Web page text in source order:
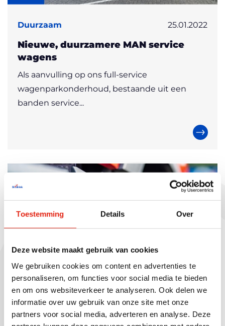
Toestemming Details Over
Deze website maakt gebruik van cookies
We gebruiken cookies om content en advertenties te
personaliseren, om functies voor social media te bieden
en om ons websiteverkeer te analyseren. Ook delen we
informatie over uw gebruik van onze site met onze
partners voor social media, adverteren en analyse. Deze
Duurzaam 25.01.2022
Nieuwe, duurzamere MAN service
wagens
Als aanvulling op ons full-service
wagenparkonderhoud, bestaande uit een
banden service...
Duurzaam 21.10.2025